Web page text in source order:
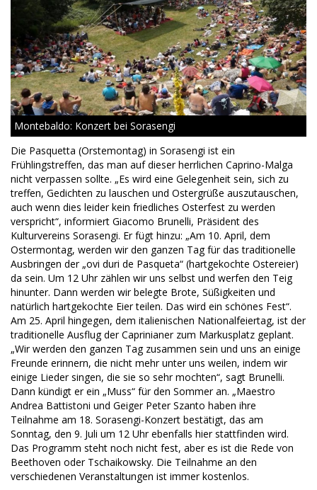
Montebaldo: Konzert bei Sorasengi
Die Pasquetta (Orstemontag) in Sorasengi ist ein
Frühlingstreffen, das man auf dieser herrlichen Caprino-Malga
nicht verpassen sollte. „Es wird eine Gelegenheit sein, sich zu
treffen, Gedichten zu lauschen und Ostergrüße auszutauschen,
auch wenn dies leider kein friedliches Osterfest zu werden
verspricht“, informiert Giacomo Brunelli, Präsident des
Kulturvereins Sorasengi. Er fügt hinzu: „Am 10. April, dem
Ostermontag, werden wir den ganzen Tag für das traditionelle
Ausbringen der „ovi duri de Pasqueta“ (hartgekochte Ostereier)
da sein. Um 12 Uhr zählen wir uns selbst und werfen den Teig
hinunter. Dann werden wir belegte Brote, Süßigkeiten und
natürlich hartgekochte Eier teilen. Das wird ein schönes Fest“.
Am 25. April hingegen, dem italienischen Nationalfeiertag, ist der
traditionelle Ausflug der Caprinianer zum Markusplatz geplant.
„Wir werden den ganzen Tag zusammen sein und uns an einige
Freunde erinnern, die nicht mehr unter uns weilen, indem wir
einige Lieder singen, die sie so sehr mochten“, sagt Brunelli.
Dann kündigt er ein „Muss“ für den Sommer an. „Maestro
Andrea Battistoni und Geiger Peter Szanto haben ihre
Teilnahme am 18. Sorasengi-Konzert bestätigt, das am
Sonntag, den 9. Juli um 12 Uhr ebenfalls hier stattfinden wird.
Das Programm steht noch nicht fest, aber es ist die Rede von
Beethoven oder Tschaikowsky. Die Teilnahme an den
verschiedenen Veranstaltungen ist immer kostenlos.